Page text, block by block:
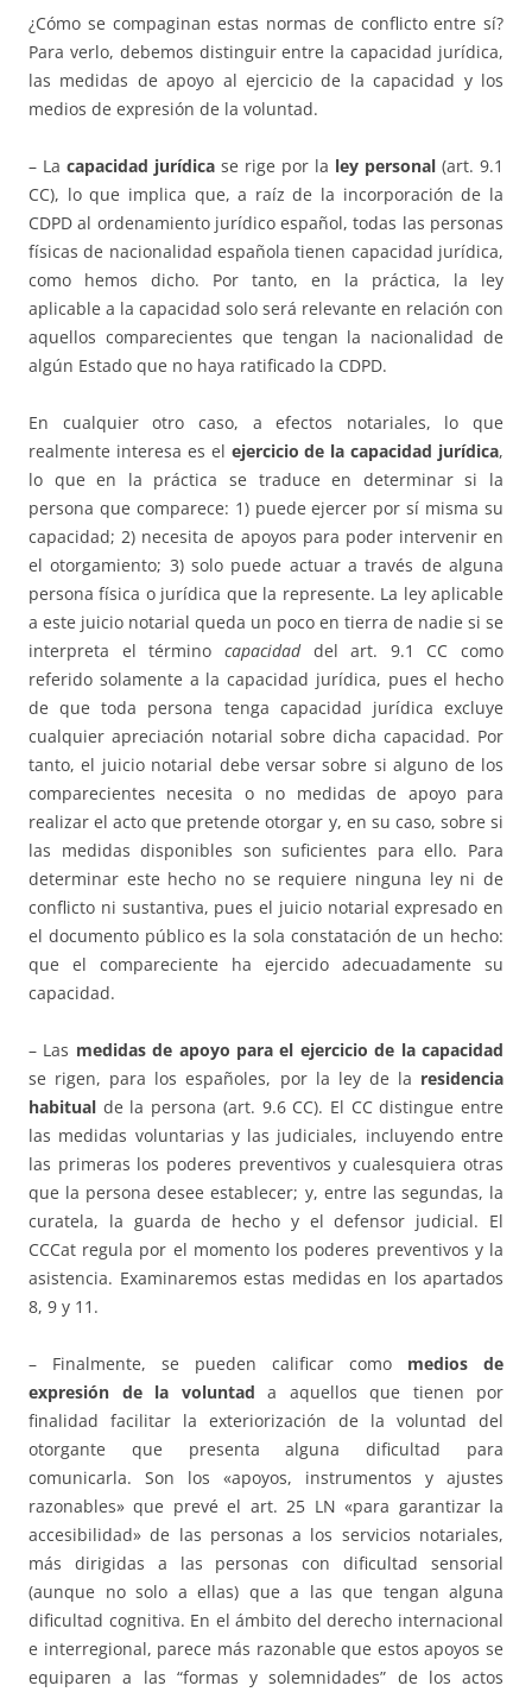
¿Cómo se compaginan estas normas de conflicto entre sí?
Para verlo, debemos distinguir entre la capacidad jurídica,
las medidas de apoyo al ejercicio de la capacidad y los
medios de expresión de la voluntad.
– La capacidad jurídica se rige por la ley personal (art. 9.1
CC), lo que implica que, a raíz de la incorporación de la
CDPD al ordenamiento jurídico español, todas las personas
físicas de nacionalidad española tienen capacidad jurídica,
como hemos dicho. Por tanto, en la práctica, la ley
aplicable a la capacidad solo será relevante en relación con
aquellos comparecientes que tengan la nacionalidad de
algún Estado que no haya ratificado la CDPD.
En cualquier otro caso, a efectos notariales, lo que
realmente interesa es el ejercicio de la capacidad jurídica,
lo que en la práctica se traduce en determinar si la
persona que comparece: 1) puede ejercer por sí misma su
capacidad; 2) necesita de apoyos para poder intervenir en
el otorgamiento; 3) solo puede actuar a través de alguna
persona física o jurídica que la represente. La ley aplicable
a este juicio notarial queda un poco en tierra de nadie si se
interpreta el término capacidad del art. 9.1 CC como
referido solamente a la capacidad jurídica, pues el hecho
de que toda persona tenga capacidad jurídica excluye
cualquier apreciación notarial sobre dicha capacidad. Por
tanto, el juicio notarial debe versar sobre si alguno de los
comparecientes necesita o no medidas de apoyo para
realizar el acto que pretende otorgar y, en su caso, sobre si
las medidas disponibles son suficientes para ello. Para
determinar este hecho no se requiere ninguna ley ni de
conflicto ni sustantiva, pues el juicio notarial expresado en
el documento público es la sola constatación de un hecho:
que el compareciente ha ejercido adecuadamente su
capacidad.
– Las medidas de apoyo para el ejercicio de la capacidad
se rigen, para los españoles, por la ley de la residencia
habitual de la persona (art. 9.6 CC). El CC distingue entre
las medidas voluntarias y las judiciales, incluyendo entre
las primeras los poderes preventivos y cualesquiera otras
que la persona desee establecer; y, entre las segundas, la
curatela, la guarda de hecho y el defensor judicial. El
CCCat regula por el momento los poderes preventivos y la
asistencia. Examinaremos estas medidas en los apartados
8, 9 y 11.
– Finalmente, se pueden calificar como medios de
expresión de la voluntad a aquellos que tienen por
finalidad facilitar la exteriorización de la voluntad del
otorgante que presenta alguna dificultad para
comunicarla. Son los «apoyos, instrumentos y ajustes
razonables» que prevé el art. 25 LN «para garantizar la
accesibilidad» de las personas a los servicios notariales,
más dirigidas a las personas con dificultad sensorial
(aunque no solo a ellas) que a las que tengan alguna
dificultad cognitiva. En el ámbito del derecho internacional
e interregional, parece más razonable que estos apoyos se
equiparen a las “formas y solemnidades” de los actos